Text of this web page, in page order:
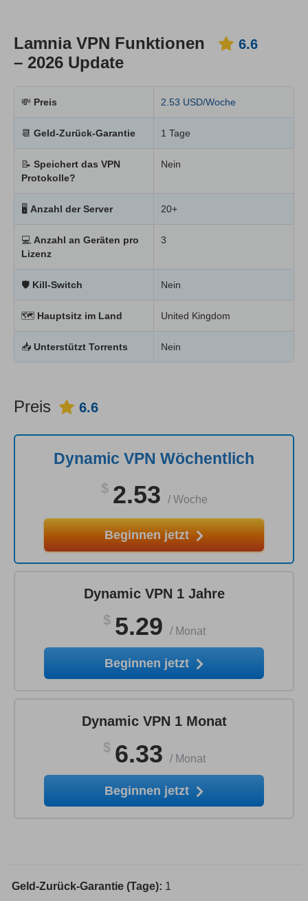
Lamnia VPN Funktionen
– 2026 Update
6.6
💸 Preis 2.53 USD/Woche
📆 Geld-Zurück-Garantie 1 Tage
📝 Speichert das VPN
Protokolle?
Nein
🖥 Anzahl der Server 20+
💻 Anzahl an Geräten pro
Lizenz
3
🛡 Kill-Switch Nein
🗺 Hauptsitz im Land United Kingdom
📥 Unterstützt Torrents Nein
Preis 6.6
Dynamic VPN Wöchentlich
$ 2.53 / Woche
Beginnen jetzt
Dynamic VPN 1 Jahre
$ 5.29 / Monat
Beginnen jetzt
Dynamic VPN 1 Monat
$ 6.33 / Monat
Beginnen jetzt
Geld-Zurück-Garantie (Tage): 1